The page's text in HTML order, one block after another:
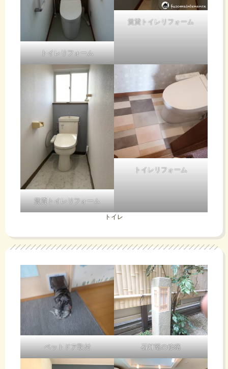
トイレリフォーム
賃貸トイレリフォーム
賃貸トイレリフォーム
トイレリフォーム
トイレ
ペットドア取付 石灯篭の修繕